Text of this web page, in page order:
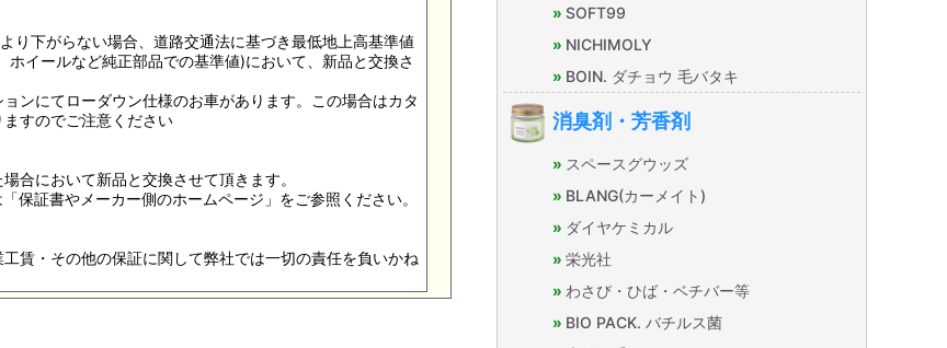
り下がらない場合、道路交通法に基づき最低地上高基準値
イールなど純正部品での基準値)において、新品と交換さ
ンにてローダウン仕様のお車があります。この場合はカタ
すのでご注意ください
合において新品と交換させて頂きます。
保証書やメーカー側のホームページ」をご参照ください。
賃・その他の保証に関して弊社では一切の責任を負いかね
SOFT99
NICHIMOLY
BOIN. ダチョウ 毛バタキ
消臭剤・芳香剤
スペースグウッズ
BLANG(カーメイト)
ダイヤケミカル
栄光社
わさび・ひば・ベチバー等
BIO PACK. バチルス菌